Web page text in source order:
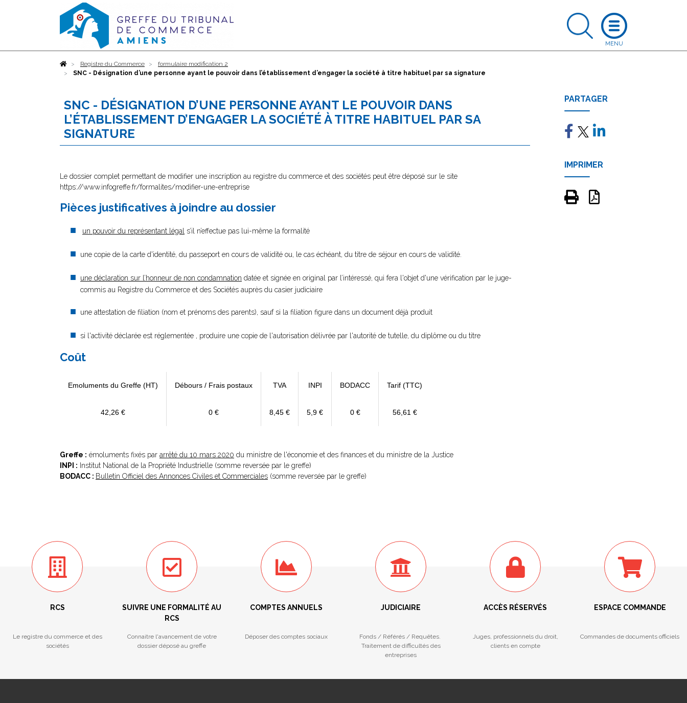
AccueilRegistre du Commerce
formulaire modification 2
SNC - Désignation d’une personne ayant le pouvoir dans l’établissement d’engager la société à titre habituel par sa signature
SNC - DÉSIGNATION D’UNE PERSONNE AYANT LE POUVOIR DANS
L’ÉTABLISSEMENT D’ENGAGER LA SOCIÉTÉ À TITRE HABITUEL PAR SA
SIGNATURE
Le dossier complet permettant de modifier une inscription au registre du commerce et des sociétés peut être déposé sur le site
https://www.infogreffe.fr/formalites/modifier-une-entreprise
Pièces justificatives à joindre au dossier
un pouvoir du représentant légal s’il n’effectue pas lui-même la formalité
une copie de la carte d'identité, du passeport en cours de validité ou, le cas échéant, du titre de séjour en cours de validité.
une déclaration sur l’honneur de non condamnation datée et signée en original par l’intéressé, qui fera l'objet d'une vérification par le juge-
commis au Registre du Commerce et des Sociétés auprès du casier judiciaire
une attestation de filiation (nom et prénoms des parents), sauf si la filiation figure dans un document déjà produit
si l'activité déclarée est réglementée , produire une copie de l'autorisation délivrée par l'autorité de tutelle, du diplôme ou du titre
Coût
Emoluments du Greffe (HT) Débours / Frais postaux TVA INPI BODACC Tarif (TTC)
42,26 € 0 € 8,45 € 5,9 € 0 € 56,61 €
Greffe : émoluments fixés par arrêté du 10 mars 2020 du ministre de l'économie et des finances et du ministre de la Justice
INPI : Institut National de la Propriété Industrielle (somme reversée par le greffe)
BODACC : Bulletin Officiel des Annonces Civiles et Commerciales (somme reversée par le greffe)
PARTAGER
IMPRIMER
RCS
Le registre du commerce et des
sociétés
SUIVRE UNE FORMALITÉ AU
RCS
Connaitre l'avancement de votre
dossier déposé au greffe
COMPTES ANNUELS
Déposer des comptes sociaux
JUDICIAIRE
Fonds / Référés / Requêtes.
Traitement de difficultés des
entreprises
ACCÈS RÉSERVÉS
Juges, professionnels du droit,
clients en compte
ESPACE COMMANDE
Commandes de documents officiels